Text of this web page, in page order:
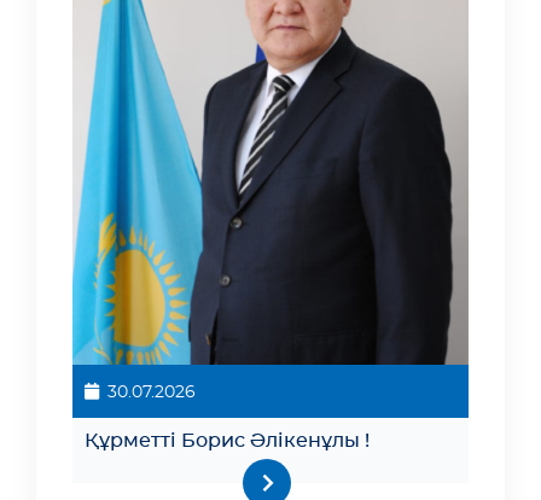
30.07.2026
Құрметті Борис Әлікенұлы !